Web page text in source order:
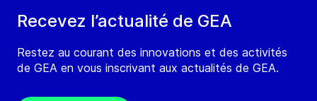
Recevez l’actualité de GEA
Restez au courant des innovations et des activités
de GEA en vous inscrivant aux actualités de GEA.